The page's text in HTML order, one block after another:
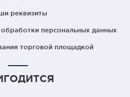
реквизиты
персональных данных
торговой площадкой